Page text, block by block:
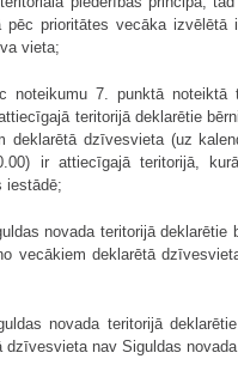
pēc prioritātes vecāka izvēlētā
vieta;
noteikumu 7. punktā noteiktā
teritorijā deklarētie
deklarētā dzīvesvieta (uz
ir attiecīgajā teritorijā,
iestādē;
novada teritorijā deklarētie
vecākiem deklarētā
novada teritorijā
dzīvesvieta nav Siguldas